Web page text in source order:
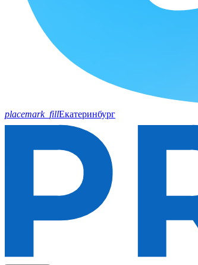
placemark_fillЕкатеринбург